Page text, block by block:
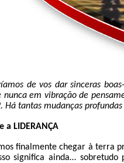
de vos dar sinceras
nunca em vibração de
Há tantas mudanças
a LIDERANÇA
finalmente chegar à terra
significa ainda…